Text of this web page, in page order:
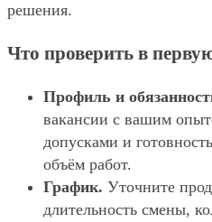
решения.
Что проверить в
Профиль и
вакансии с вашим
допусками и
объём работ.
График. Уточните
длительность смены,